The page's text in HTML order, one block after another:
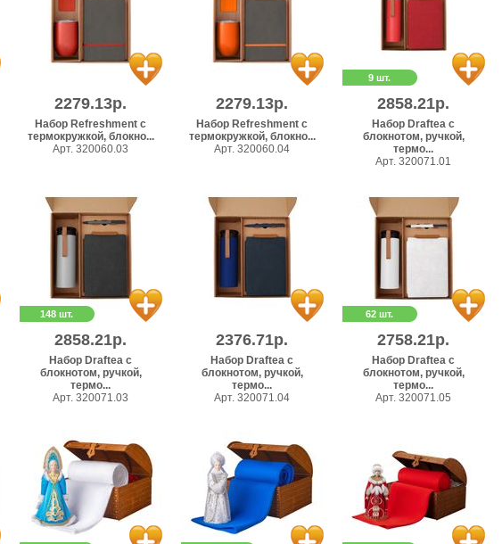
2279.13р.
Набор Refreshment с
термокружкой, блокно...
Арт. 320060.03
2279.13р.
Набор Refreshment с
термокружкой, блокно...
Арт. 320060.04
9 шт.
2858.21р.
Набор Draftea с
блокнотом, ручкой,
термо...
Арт. 320071.01
148 шт.
2858.21р.
Набор Draftea с
блокнотом, ручкой,
термо...
Арт. 320071.03
2376.71р.
Набор Draftea с
блокнотом, ручкой,
термо...
Арт. 320071.04
62 шт.
2758.21р.
Набор Draftea с
блокнотом, ручкой,
термо...
Арт. 320071.05